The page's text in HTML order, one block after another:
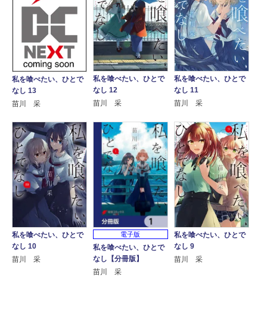
私を喰べたい、ひとで
なし 13
苗川 采
私を喰べたい、ひとで
なし 12
苗川 采
私を喰べたい、ひとで
なし 11
苗川 采
私を喰べたい、ひとで
なし 10
苗川 采
電子版
私を喰べたい、ひとで
なし【分冊版】
苗川 采
私を喰べたい、ひとで
なし 9
苗川 采